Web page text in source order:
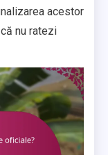
acestor
nu ratezi